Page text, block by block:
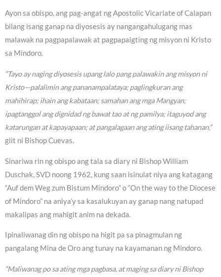
Ayon sa obispo, ang pag-angat ng Apostolic Vicariate of Calapan
bilang isang ganap na diyosesis ay nangangahulugang mas
malawak na pagpapalawak at pagpapaigting ng misyon ni Kristo
sa Mindoro.
“Tayo ay naging diyosesis upang lalo pang palawakin ang misyon ni
Kristo—palalimin ang pananampalataya; paglingkuran ang
mahihirap; ihain ang kabataan; samahan ang mga Mangyan;
ipagtanggol ang dignidad ng bawat tao at ng pamilya; itaguyod ang
katarungan at kapayapaan; at pangalagaan ang ating iisang tahanan,”
giit ni Bishop Cuevas.
Sinariwa rin ng obispo ang tala sa diary ni Bishop William
Duschak, SVD noong 1962, kung saan isinulat niya ang katagang
“Auf dem Weg zum Bistum Mindoro” o “On the way to the Diocese
of Mindoro” na aniya’y sa kasalukuyan ay ganap nang natupad
makalipas ang mahigit anim na dekada.
Ipinaliwanag din ng obispo na higit pa sa pinagmulan ng
pangalang Mina de Oro ang tunay na kayamanan ng Mindoro.
“Maliwanag po sa ating mga pagbasa, at maging sa diary ni Bishop